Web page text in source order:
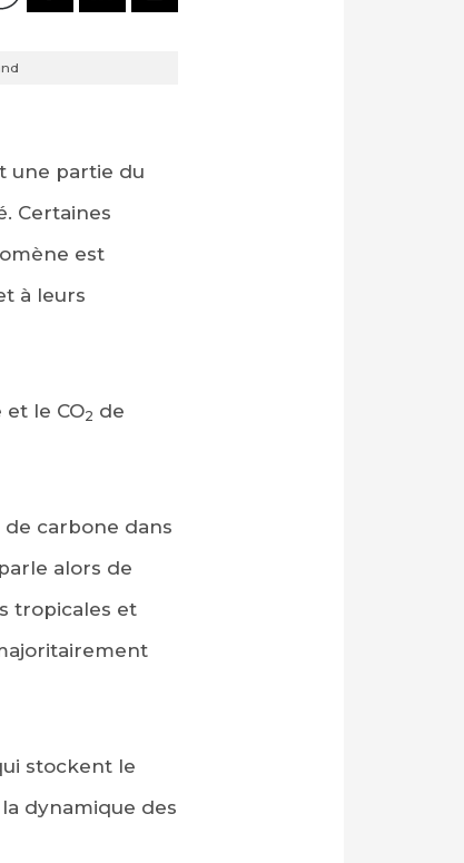
une partie du
Certaines
est
à leurs
le CO2 de
carbone dans
alors de
tropicales et
stockent le
dynamique des